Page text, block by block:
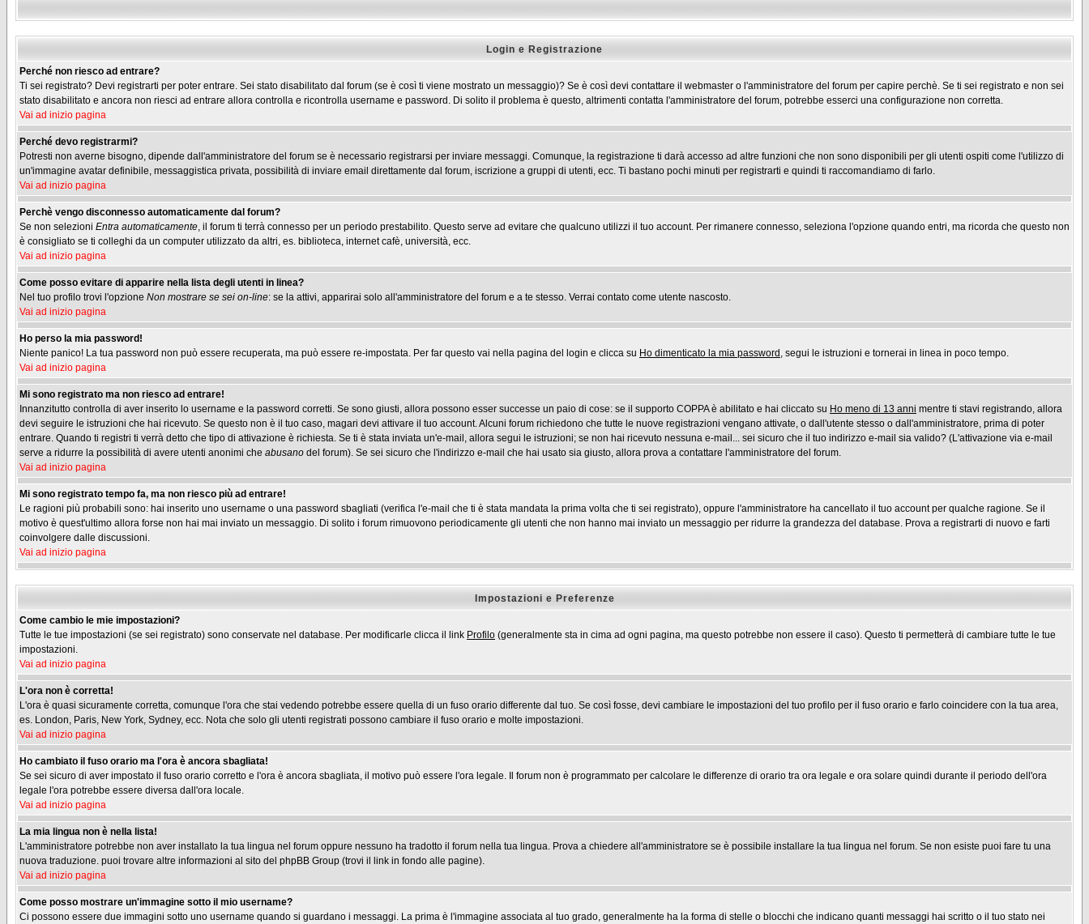
Login e Registrazione
Perché non riesco ad entrare?
Ti sei registrato? Devi registrarti per poter entrare. Sei stato disabilitato dal forum (se è così ti viene mostrato un messaggio)? Se è così devi contattare il webmaster o l'amministratore del forum per capire perchè. Se ti sei registrato e non sei
stato disabilitato e ancora non riesci ad entrare allora controlla e ricontrolla username e password. Di solito il problema è questo, altrimenti contatta l'amministratore del forum, potrebbe esserci una configurazione non corretta.
Vai ad inizio pagina
Perché devo registrarmi?
Potresti non averne bisogno, dipende dall'amministratore del forum se è necessario registrarsi per inviare messaggi. Comunque, la registrazione ti darà accesso ad altre funzioni che non sono disponibili per gli utenti ospiti come l'utilizzo di
un'immagine avatar definibile, messaggistica privata, possibilità di inviare email direttamente dal forum, iscrizione a gruppi di utenti, ecc. Ti bastano pochi minuti per registrarti e quindi ti raccomandiamo di farlo.
Vai ad inizio pagina
Perchè vengo disconnesso automaticamente dal forum?
Se non selezioni Entra automaticamente, il forum ti terrà connesso per un periodo prestabilito. Questo serve ad evitare che qualcuno utilizzi il tuo account. Per rimanere connesso, seleziona l'opzione quando entri, ma ricorda che questo non
è consigliato se ti colleghi da un computer utilizzato da altri, es. biblioteca, internet cafè, università, ecc.
Vai ad inizio pagina
Come posso evitare di apparire nella lista degli utenti in linea?
Nel tuo profilo trovi l'opzione Non mostrare se sei on-line: se la attivi, apparirai solo all'amministratore del forum e a te stesso. Verrai contato come utente nascosto.
Vai ad inizio pagina
Ho perso la mia password!
Niente panico! La tua password non può essere recuperata, ma può essere re-impostata. Per far questo vai nella pagina del login e clicca su Ho dimenticato la mia password , segui le istruzioni e tornerai in linea in poco tempo.
Vai ad inizio pagina
Mi sono registrato ma non riesco ad entrare!
Innanzitutto controlla di aver inserito lo username e la password corretti. Se sono giusti, allora possono esser successe un paio di cose: se il supporto COPPA è abilitato e hai cliccato su Ho meno di 13 anni mentre ti stavi registrando, allora
devi seguire le istruzioni che hai ricevuto. Se questo non è il tuo caso, magari devi attivare il tuo account. Alcuni forum richiedono che tutte le nuove registrazioni vengano attivate, o dall'utente stesso o dall'amministratore, prima di poter
entrare. Quando ti registri ti verrà detto che tipo di attivazione è richiesta. Se ti è stata inviata un'e-mail, allora segui le istruzioni; se non hai ricevuto nessuna e-mail... sei sicuro che il tuo indirizzo e-mail sia valido? (L'attivazione via e-mail
serve a ridurre la possibilità di avere utenti anonimi che abusano del forum). Se sei sicuro che l'indirizzo e-mail che hai usato sia giusto, allora prova a contattare l'amministratore del forum.
Vai ad inizio pagina
Mi sono registrato tempo fa, ma non riesco più ad entrare!
Le ragioni più probabili sono: hai inserito uno username o una password sbagliati (verifica l'e-mail che ti è stata mandata la prima volta che ti sei registrato), oppure l'amministratore ha cancellato il tuo account per qualche ragione. Se il
motivo è quest'ultimo allora forse non hai mai inviato un messaggio. Di solito i forum rimuovono periodicamente gli utenti che non hanno mai inviato un messaggio per ridurre la grandezza del database. Prova a registrarti di nuovo e farti
coinvolgere dalle discussioni.
Vai ad inizio pagina
Impostazioni e Preferenze
Come cambio le mie impostazioni?
Tutte le tue impostazioni (se sei registrato) sono conservate nel database. Per modificarle clicca il link Profilo (generalmente sta in cima ad ogni pagina, ma questo potrebbe non essere il caso). Questo ti permetterà di cambiare tutte le tue
impostazioni.
Vai ad inizio pagina
L'ora non è corretta!
L'ora è quasi sicuramente corretta, comunque l'ora che stai vedendo potrebbe essere quella di un fuso orario differente dal tuo. Se così fosse, devi cambiare le impostazioni del tuo profilo per il fuso orario e farlo coincidere con la tua area,
es. London, Paris, New York, Sydney, ecc. Nota che solo gli utenti registrati possono cambiare il fuso orario e molte impostazioni.
Vai ad inizio pagina
Ho cambiato il fuso orario ma l'ora è ancora sbagliata!
Se sei sicuro di aver impostato il fuso orario corretto e l'ora è ancora sbagliata, il motivo può essere l'ora legale. Il forum non è programmato per calcolare le differenze di orario tra ora legale e ora solare quindi durante il periodo dell'ora
legale l'ora potrebbe essere diversa dall'ora locale.
Vai ad inizio pagina
La mia lingua non è nella lista!
L'amministratore potrebbe non aver installato la tua lingua nel forum oppure nessuno ha tradotto il forum nella tua lingua. Prova a chiedere all'amministratore se è possibile installare la tua lingua nel forum. Se non esiste puoi fare tu una
nuova traduzione. puoi trovare altre informazioni al sito del phpBB Group (trovi il link in fondo alle pagine).
Vai ad inizio pagina
Come posso mostrare un'immagine sotto il mio username?
Ci possono essere due immagini sotto uno username quando si guardano i messaggi. La prima è l'immagine associata al tuo grado, generalmente ha la forma di stelle o blocchi che indicano quanti messaggi hai scritto o il tuo stato nei